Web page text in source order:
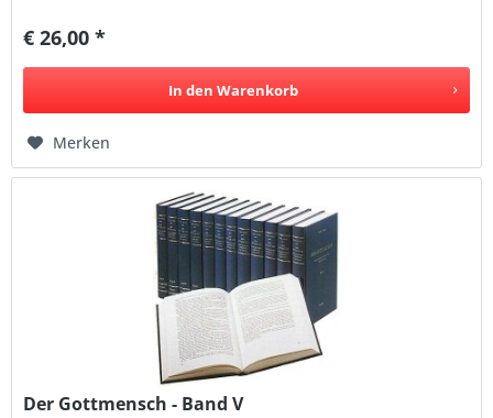
€ 26,00 *
In den Warenkorb
Merken
Der Gottmensch - Band V